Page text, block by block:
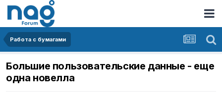
Работа с бумагами
Большие пользовательские данные - еще
одна новелла